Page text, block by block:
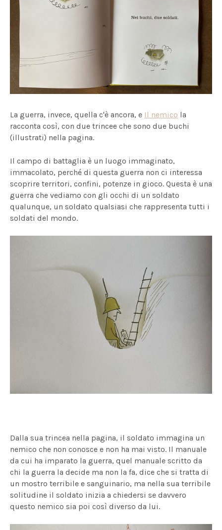
La guerra, invece, quella c'è ancora, e Il nemico la
racconta così, con due trincee che sono due buchi
(illustrati) nella pagina.
Il campo di battaglia è un luogo immaginato,
immacolato, perché di questa guerra non ci interessa
scoprire territori, confini, potenze in gioco. Questa è una
guerra che vediamo con gli occhi di un soldato
qualunque, un soldato qualsiasi che rappresenta tutti i
soldati del mondo.
Dalla sua trincea nella pagina, il soldato immagina un
nemico che non conosce e non ha mai visto. Il manuale
da cui ha imparato la guerra, quel manuale scritto da
chi la guerra la decide ma non la fa, dice che si tratta di
un mostro terribile e sanguinario, ma nella sua terribile
solitudine il soldato inizia a chiedersi se davvero
questo nemico sia poi così diverso da lui.